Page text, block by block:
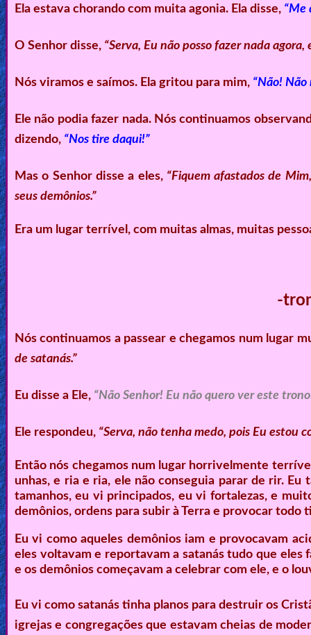
Ela estava chorando com muita agonia. Ela disse, “Me
O Senhor disse, “Serva, Eu não posso fazer nada
Nós viramos e saímos. Ela gritou para mim, “Não!
Ele não podia fazer nada. Nós continuamos
dizendo, “Nos tire daqui!”
Mas o Senhor disse a eles, “Fiquem afastados de
seus demônios.”
Era um lugar terrível, com muitas almas, muitas
-
Nós continuamos a passear e chegamos num lugar
de satanás.”
Eu disse a Ele, “Não Senhor! Eu não quero ver este
Ele respondeu, “Serva, não tenha medo, pois Eu estou
Então nós chegamos num lugar horrivelmente
unhas, e ria e ria, ele não conseguia parar de rir.
tamanhos, eu vi principados, eu vi fortalezas, e
demônios, ordens para subir à Terra e provocar todo
Eu vi como aqueles demônios iam e provocavam
eles voltavam e reportavam a satanás tudo que eles
e os demônios começavam a celebrar com ele, e o
Eu vi como satanás tinha planos para destruir os
igrejas e congregações que estavam cheias de